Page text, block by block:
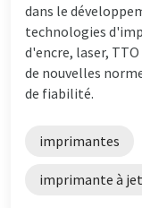
dans le
technologies
d'encre, laser,
de nouvelles
de fiabilité.
imprimantes
imprimante à